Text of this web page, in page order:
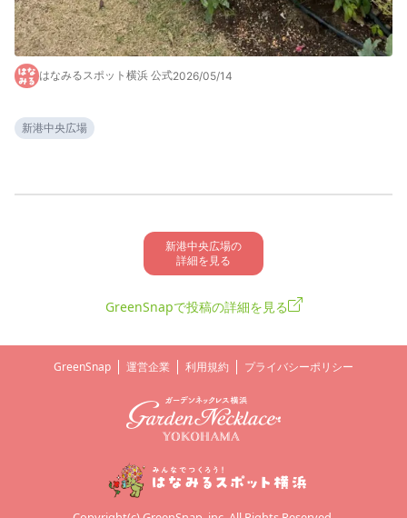
はなみるスポット横浜 公式2026/05/14
新港中央広場
新港中央広場の
詳細を見る
GreenSnapで投稿の詳細を見る
GreenSnap 運営企業 利用規約 プライバシーポリシー